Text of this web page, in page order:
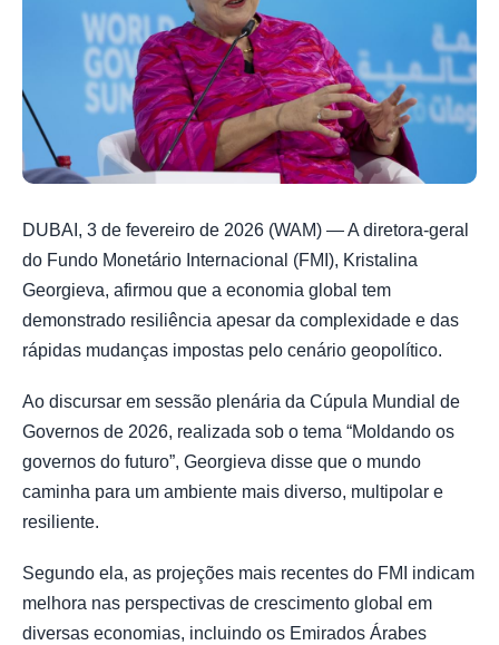
DUBAI, 3 de fevereiro de 2026 (WAM) — A diretora-geral
do Fundo Monetário Internacional (FMI), Kristalina
Georgieva, afirmou que a economia global tem
demonstrado resiliência apesar da complexidade e das
rápidas mudanças impostas pelo cenário geopolítico.
Ao discursar em sessão plenária da Cúpula Mundial de
Governos de 2026, realizada sob o tema “Moldando os
governos do futuro”, Georgieva disse que o mundo
caminha para um ambiente mais diverso, multipolar e
resiliente.
Segundo ela, as projeções mais recentes do FMI indicam
melhora nas perspectivas de crescimento global em
diversas economias, incluindo os Emirados Árabes